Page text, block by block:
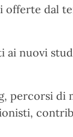
offerte dal
ai nuovi
percorsi di